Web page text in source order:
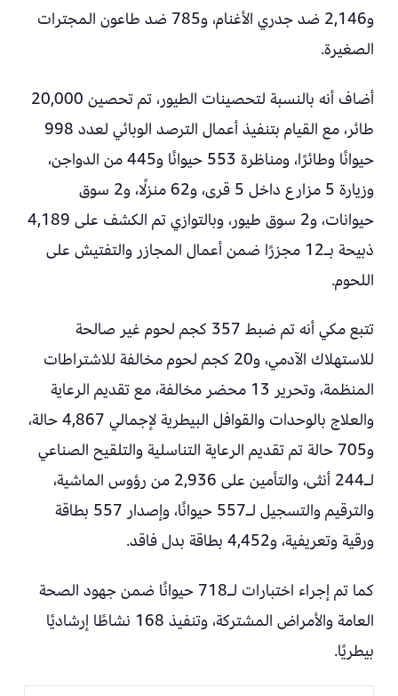
و2,146 ضد جدري الأغنام، و785 ضد طاعون المجترات
الصغيرة.
أضاف أنه بالنسبة لتحصينات الطيور، تم تحصين 20,000
طائر، مع القيام بتنفيذ أعمال الترصد الوبائي لعدد 998
حيوانًا وطائرًا، ومناظرة 553 حيوانًا و445 من الدواجن،
وزيارة 5 مزارع داخل 5 قرى، و62 منزلًا، و2 سوق
حيوانات، و2 سوق طيور، وبالتوازي تم الكشف على 4,189
ذبيحة بـ12 مجزرًا ضمن أعمال المجازر والتفتيش على
اللحوم.
تتبع مكي أنه تم ضبط 357 كجم لحوم غير صالحة
للاستهلاك الآدمي، و20 كجم لحوم مخالفة للاشتراطات
المنظمة، وتحرير 13 محضر مخالفة، مع تقديم الرعاية
والعلاج بالوحدات والقوافل البيطرية لإجمالي 4,867 حالة،
و705 حالة تم تقديم الرعاية التناسلية والتلقيح الصناعي
لـ244 أنثى، والتأمين على 2,936 من رؤوس الماشية،
والترقيم والتسجيل لـ557 حيوانًا، وإصدار 557 بطاقة
ورقية وتعريفية، و4,452 بطاقة بدل فاقد.
كما تم إجراء اختبارات لـ718 حيوانًا ضمن جهود الصحة
العامة والأمراض المشتركة، وتنفيذ 168 نشاطًا إرشاديًا
بيطريًا.